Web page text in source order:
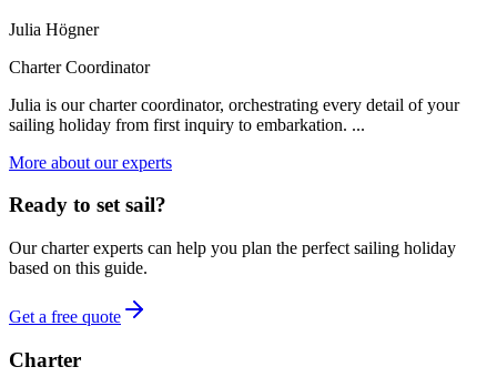
Julia Högner
Charter Coordinator
Julia is our charter coordinator, orchestrating every detail of your
sailing holiday from first inquiry to embarkation. ...
More about our experts
Ready to set sail?
Our charter experts can help you plan the perfect sailing holiday
based on this guide.
Get a free quote
Charter